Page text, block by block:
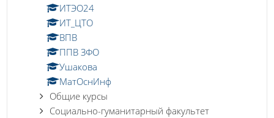
ИТЭО24
ИТ_ЦТО
ВПВ
ППВ ЗФО
Ушакова
МатОснИнф
Общие курсы
Социально-гуманитарный факультет